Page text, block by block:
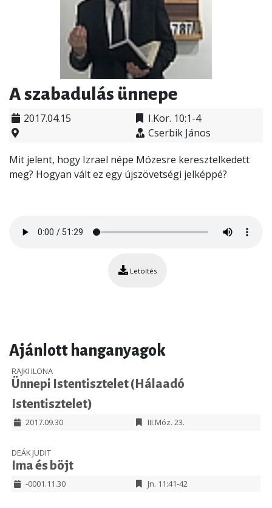
A szabadulás ünnepe
2017.04.15
I.Kor. 10:1-4
Cserbik János
​Mit jelent, hogy Izrael népe Mózesre keresztelkedett
meg? Hogyan vált ez egy újszövetségi jelképpé?
Letöltés
Ajánlott hanganyagok
RAJKI ILONA
Ünnepi Istentisztelet (Hálaadó
Istentisztelet)
2017.09.30 III.Móz. 23.
DEÁK JUDIT
Ima és böjt
-0001.11.30 Jn. 11:41-42